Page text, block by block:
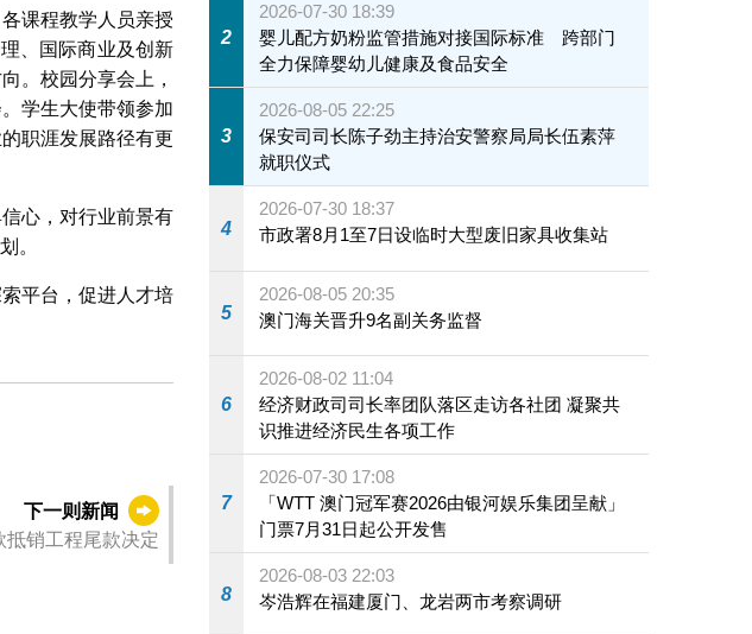
课程教学人员亲授
、国际商业及创新
。校园分享会上，
学生大使带领参加
职涯发展路径有更
心，对行业前景有
。
平台，促进人才培
下一则新闻
销工程尾款决定
2
2026-07-30 18:39
婴儿配方奶粉监管措施对接国际标准 跨部门
全力保障婴幼儿健康及食品安全
3
2026-08-05 22:25
保安司司长陈子劲主持治安警察局局长伍素萍
就职仪式
4
2026-07-30 18:37
市政署8月1至7日设临时大型废旧家具收集站
5
2026-08-05 20:35
澳门海关晋升9名副关务监督
6
2026-08-02 11:04
经济财政司司长率团队落区走访各社团 凝聚共
识推进经济民生各项工作
7
2026-07-30 17:08
「WTT 澳门冠军赛2026由银河娱乐集团呈献」
门票7月31日起公开发售
8
2026-08-03 22:03
岑浩辉在福建厦门、龙岩两市考察调研